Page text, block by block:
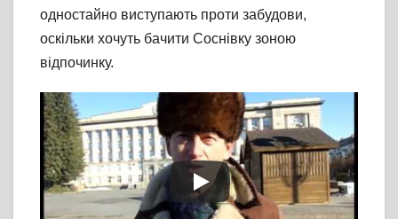
одностайно виступають проти забудови,
оскільки хочуть бачити Соснівку зоною
відпочинку.